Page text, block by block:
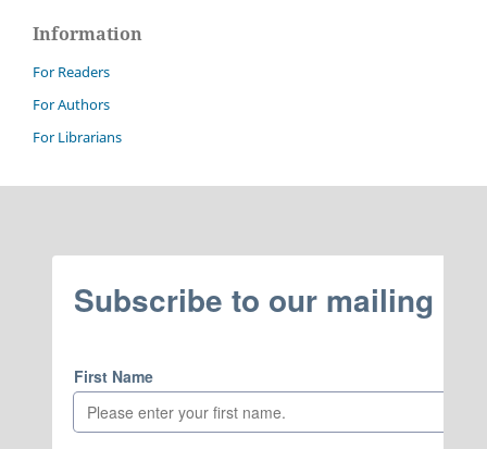
Information
For Readers
For Authors
For Librarians